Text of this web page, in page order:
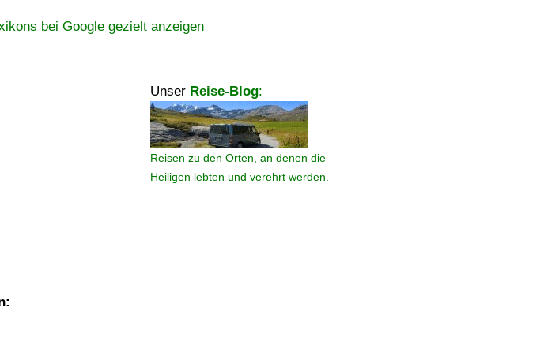
bei Google gezielt anzeigen
Unser Reise-Blog:
Reisen zu den Orten, an denen die
Heiligen lebten und verehrt werden.